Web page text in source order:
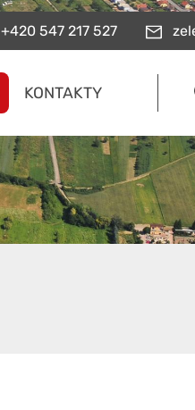
+420 547 217 527
KONTAKTY